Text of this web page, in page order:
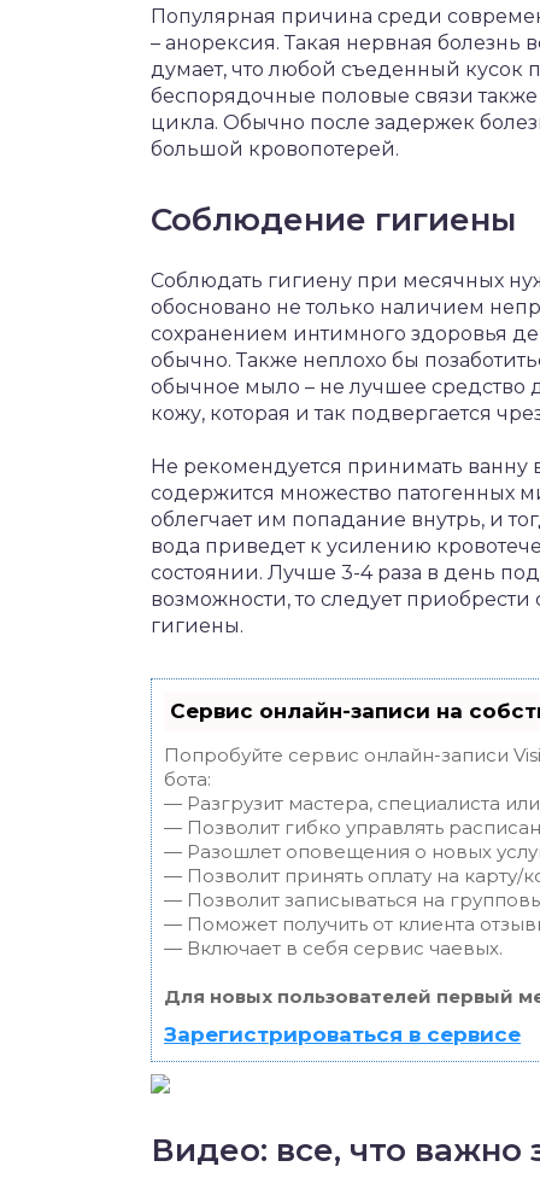
Популярная причина среди
– анорексия. Такая нервная болезнь
думает, что любой съеденный кусок
беспорядочные половые связи
цикла. Обычно после задержек
большой кровопотерей.
Соблюдение гигиены
Соблюдать гигиену при месячных
обосновано не только наличием
сохранением интимного здоровья
обычно. Также неплохо бы
обычное мыло – не лучшее
кожу, которая и так подвергается
Не рекомендуется принимать
содержится множество патогенных
облегчает им попадание внутрь, и
вода приведет к усилению
состоянии. Лучше 3-4 раза в день
возможности, то следует
гигиены.
Сервис онлайн-записи на
Попробуйте сервис онлайн-записи
бота:
— Разгрузит мастера, специалиста
— Позволит гибко управлять
— Разошлет оповещения о новых
— Позволит принять оплату на карту/
— Позволит записываться на
— Поможет получить от клиента
— Включает в себя сервис чаевых.
Для новых пользователей первый
Зарегистрироваться в сервисе
Видео: все, что важно